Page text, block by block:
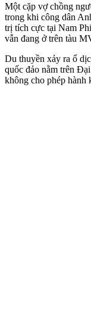
Một cặp vợ chồng
trong khi công dân
trị tích cực tại Nam
vẫn đang ở trên tàu
Du thuyền xảy ra ổ
quốc đảo nằm trên
không cho phép hành